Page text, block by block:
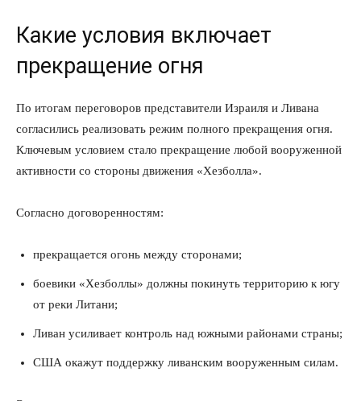
Какие условия включает
прекращение огня
По итогам переговоров представители Израиля и Ливана
согласились реализовать режим полного прекращения огня.
Ключевым условием стало прекращение любой вооруженной
активности со стороны движения «Хезболла».
Согласно договоренностям:
прекращается огонь между сторонами;
боевики «Хезболлы» должны покинуть территорию к югу
от реки Литани;
Ливан усиливает контроль над южными районами страны;
США окажут поддержку ливанским вооруженным силам.